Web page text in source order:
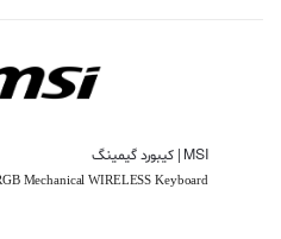
MSI | کیبورد گیمینگ
Mechanical WIRELESS Keyboard